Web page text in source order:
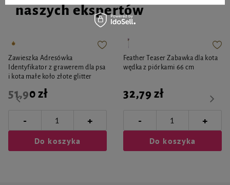
naszych ekspertów
Zawieszka Adresówka
Identyfikator z grawerem dla psa
i kota małe koło złote glitter
51,90 zł
- +
Do koszyka
Feather Teaser Zabawka dla kota
wędka z piórkami 66 cm
32,79 zł
- +
Do koszyka